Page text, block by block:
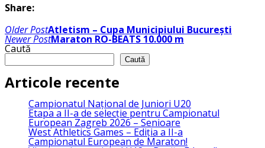
Share:
Navigare
în
articole
Older PostAtletism – Cupa Municipiului București
Newer PostMaraton RO-BEATS 10.000 m
Caută
Caută
Articole recente
Campionatul Național de Juniori U20
Etapa a II-a de selecție pentru Campionatul
European Zagreb 2026 – Senioare
West Athletics Games – Ediția a II-a
Campionatul European de Maraton!